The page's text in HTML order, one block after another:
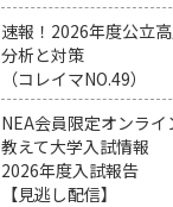
速報！2026年度公立
分析と対策
（コレイマNO.49）
NEA会員限定オンライ
教えて大学入試情報
2026年度入試報告
【見逃し配信】